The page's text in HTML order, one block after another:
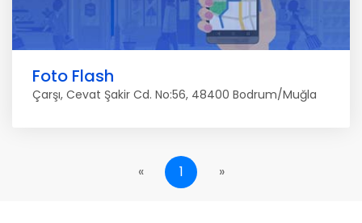
Foto Flash
Çarşı, Cevat Şakir Cd. No:56, 48400 Bodrum/Muğla
« 1 »